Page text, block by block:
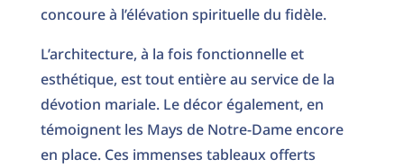
concoure à l’élévation spirituelle du fidèle.
L’architecture, à la fois fonctionnelle et
esthétique, est tout entière au service de la
dévotion mariale. Le décor également, en
témoignent les Mays de Notre-Dame encore
en place. Ces immenses tableaux offerts